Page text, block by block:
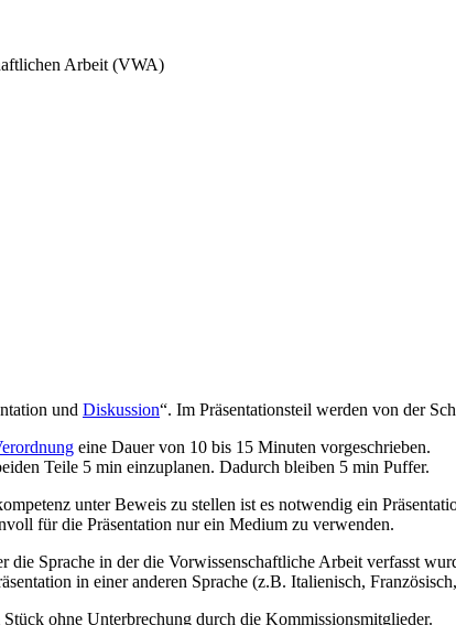
Arbeit (VWA)
und Diskussion“. Im Präsentationsteil werden von der
eine Dauer von 10 bis 15 Minuten vorgeschrieben.
Teile 5 min einzuplanen. Dadurch bleiben 5 min Puffer.
unter Beweis zu stellen ist es notwendig ein
für die Präsentation nur ein Medium zu verwenden.
die Sprache in der die Vorwissenschaftliche Arbeit verfasst
in einer anderen Sprache (z.B. Italienisch,
ohne Unterbrechung durch die Kommissionsmitglieder.